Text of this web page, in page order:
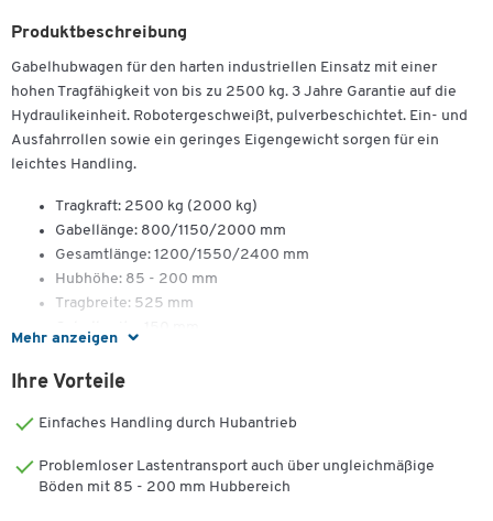
Mehr anzeigen
Produktbeschreibung
Gabelhubwagen für den harten industriellen Einsatz mit einer
hohen Tragfähigkeit von bis zu 2500 kg. 3 Jahre Garantie auf die
Hydraulikeinheit. Robotergeschweißt, pulverbeschichtet. Ein- und
Ausfahrrollen sowie ein geringes Eigengewicht sorgen für ein
leichtes Handling.
Tragkraft: 2500 kg (2000 kg)
Gabellänge: 800/1150/2000 mm
Gesamtlänge: 1200/1550/2400 mm
Hubhöhe: 85 - 200 mm
Tragbreite: 525 mm
Gabelbreite: 150 mm
Tandemrolle
Lastrollen aus Nylon
Gabellänge 2000 mm hat eine Tragfähigkeit von 2000 kg
Ihre Vorteile
Einfaches Handling durch Hubantrieb
Problemloser Lastentransport auch über ungleichmäßige
Böden mit 85 - 200 mm Hubbereich